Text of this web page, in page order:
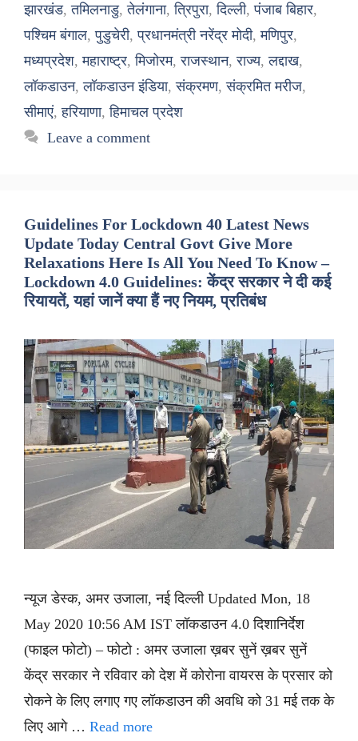
झारखंड,तमिलनाडु,तेलंगाना,त्रिपुरा,दिल्ली,पंजाब बिहार,
पश्चिम बंगाल,पुडुचेरी,प्रधानमंत्री नरेंद्र मोदी,मणिपुर,
मध्यप्रदेश,महाराष्ट्र,मिजोरम,राजस्थान,राज्य,लद्दाख,
लॉकडाउन,लॉकडाउन इंडिया,संक्रमण,संक्रमित मरीज,
सीमाएं,हरियाणा,हिमाचल प्रदेश
Leave a comment
Guidelines For Lockdown 40 Latest News
Update Today Central Govt Give More
Relaxations Here Is All You Need To Know –
Lockdown 4.0 Guidelines: केंद्र सरकार ने दी कई
रियायतें, यहां जानें क्या हैं नए नियम, प्रतिबंध
न्यूज डेस्क, अमर उजाला, नई दिल्ली Updated Mon, 18
May 2020 10:56 AM IST लॉकडाउन 4.0 दिशानिर्देश
(फाइल फोटो) – फोटो : अमर उजाला ख़बर सुनें ख़बर सुनें
केंद्र सरकार ने रविवार को देश में कोरोना वायरस के प्रसार को
रोकने के लिए लगाए गए लॉकडाउन की अवधि को 31 मई तक के
लिए आगे … Read more